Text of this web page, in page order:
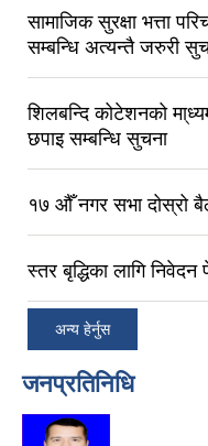
सामाजिक सुरक्षा भत्ता
सम्बन्धि अत्यन्तै जरुरी
शिलबन्दि कोटेशनको
छपाइ सम्बन्धि सुचना
१७ ‍औँ नगर सभा दोस्रो
स्तर बृद्धिका लागि
अन्य हेर्नुस
जनप्रतिनिधि